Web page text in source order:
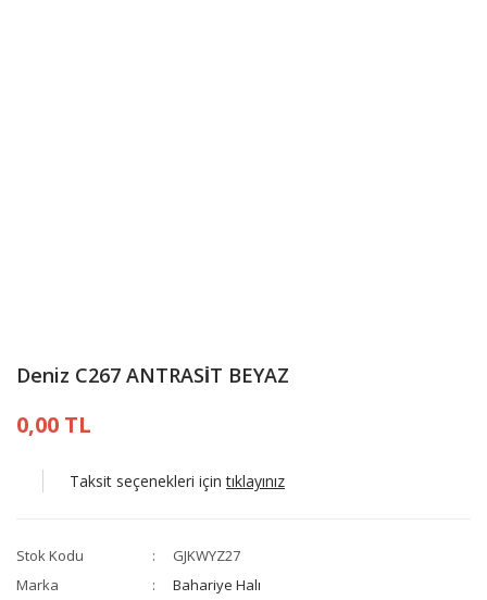
Deniz C267 ANTRASİT BEYAZ
0,00 TL
Taksit seçenekleri içintıklayınız
Stok Kodu
GJKWYZ27
Marka
Bahariye Halı